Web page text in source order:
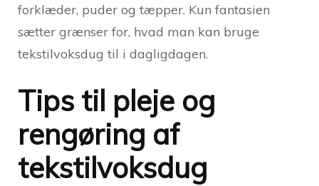
forklæder, puder og tæpper. Kun fantasien
sætter grænser for, hvad man kan bruge
tekstilvoksdug til i dagligdagen.
Tips til pleje og
rengøring af
tekstilvoksdug